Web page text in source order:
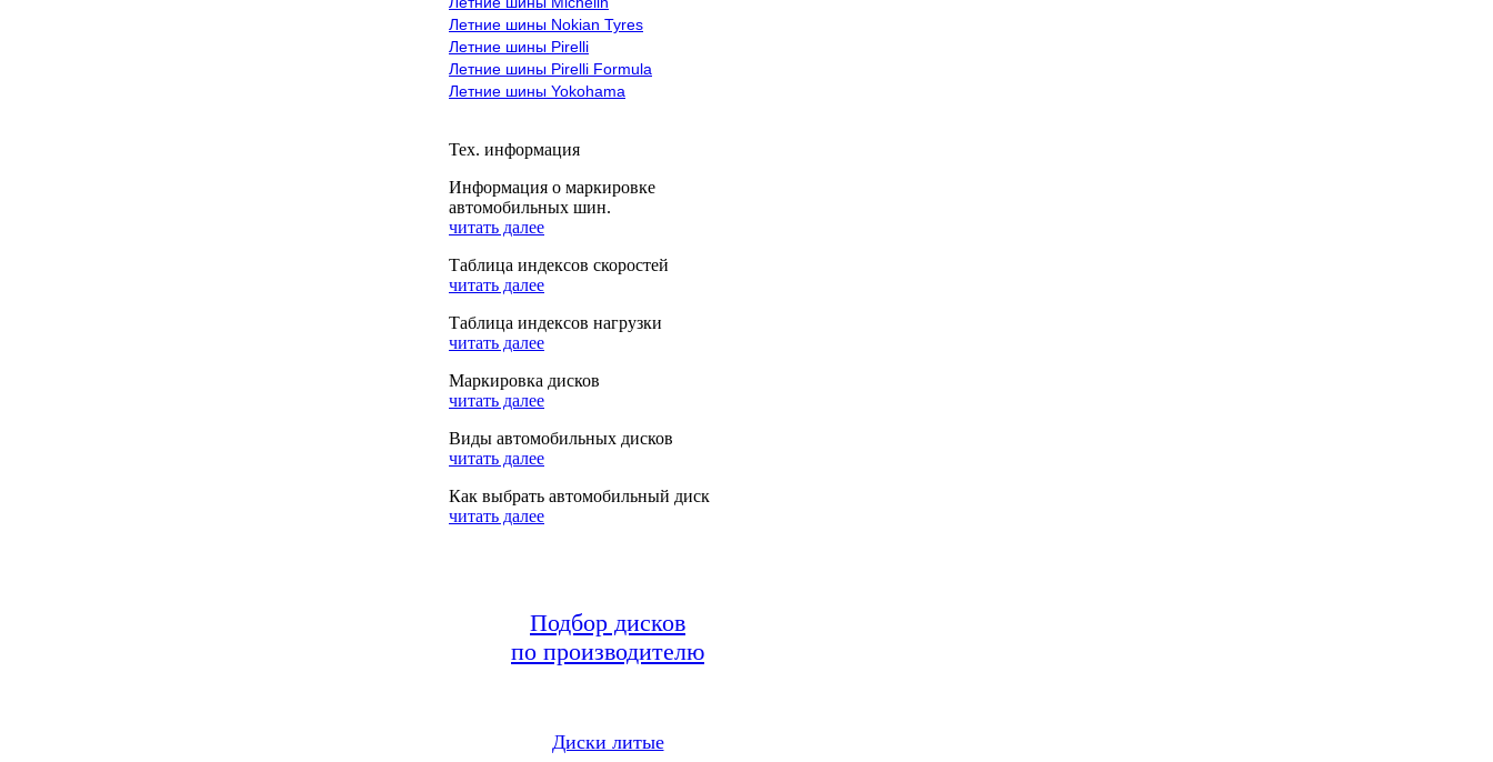
Летние шины Nokian Tyres
Летние шины Pirelli
Летние шины Pirelli Formula
Летние шины Yokohama
Тех. информация
Информация о маркировке
автомобильных шин.
читать далее
Таблица индексов скоростей
читать далее
Таблица индексов нагрузки
читать далее
Маркировка дисков
читать далее
Виды автомобильных дисков
читать далее
Как выбрать автомобильный диск
читать далее
Подбор дисков
по производителю
Диски литые